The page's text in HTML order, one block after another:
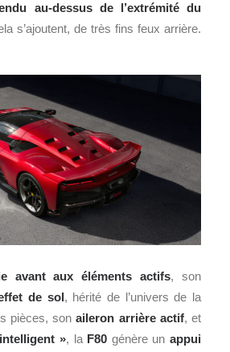
au-dessus de l’extrémité du
s’ajoutent, de très fins feux arrière.
avant aux éléments actifs, son
de sol, hérité de l’univers de la
pièces, sonaileron arrière actif, et
», la F80 génère unappui